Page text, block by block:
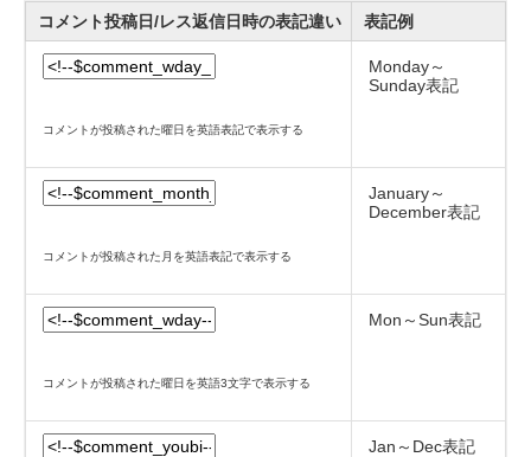
コメント投稿日/レス返信日時の表記違い 表記例
コメントが投稿された曜日を英語表記で表示する
Monday～
Sunday表記
コメントが投稿された月を英語表記で表示する
January～
December表記
コメントが投稿された曜日を英語3文字で表示する
Mon～Sun表記
Jan～Dec表記